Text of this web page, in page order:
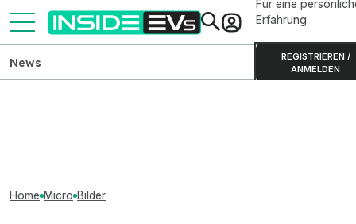
Für eine
Erfahrung
REGISTRIEREN /
ANMELDEN
News
Home Micro Bilder